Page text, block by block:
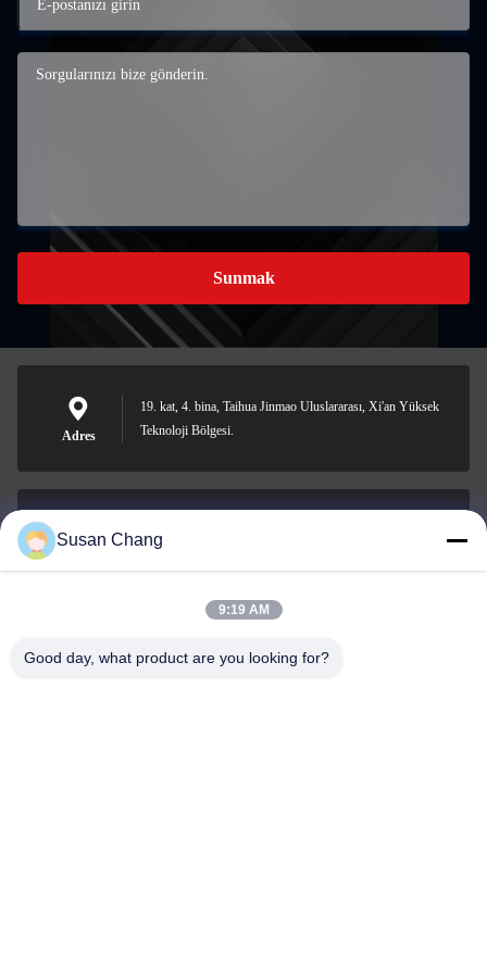
Sunmak
Adres
19. kat, 4. bina, Taihua Jinmao Uluslararası, Xi'an Yüksek
Teknoloji Bölgesi.
Susan@aeaxa.com
0086-13991372145
Susan Chang
9:19 AM
Good day, what product are you looking for?